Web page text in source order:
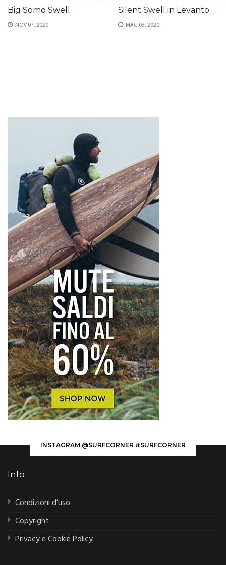
Big Somo Swell
NOV 07, 2020
Silent Swell in Levanto
MAG 03, 2020
INSTAGRAM @SURFCORNER #SURFCORNER
Info
Condizioni d’uso
Copyright
Privacy e Cookie Policy